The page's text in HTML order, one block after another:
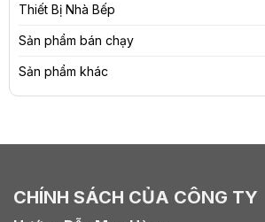
Thiết Bị Nhà Bếp
Sản phẩm bán chạy
Sản phẩm khác
CHÍNH SÁCH CỦA CÔNG TY